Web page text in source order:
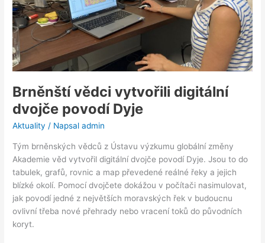
Brněnští vědci vytvořili digitální
dvojče povodí Dyje
Aktuality / Napsaladmin
Tým brněnských vědců z Ústavu výzkumu globální změny
Akademie věd vytvořil digitální dvojče povodí Dyje. Jsou to do
tabulek, grafů, rovnic a map převedené reálné řeky a jejich
blízké okolí. Pomocí dvojčete dokážou v počítači nasimulovat,
jak povodí jedné z největších moravských řek v budoucnu
ovlivní třeba nové přehrady nebo vracení toků do původních
koryt.
povodí
Dyje